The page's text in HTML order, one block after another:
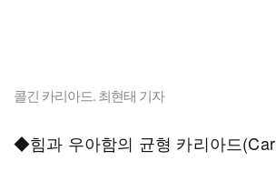
콜긴 카리아드. 최현태 기자
◆힘과 우아함의 균형 카리아드